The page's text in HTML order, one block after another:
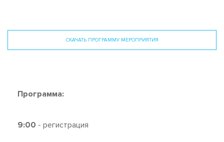
СКАЧАТЬ ПРОГРАММУ МЕРОПРИЯТИЯ
Программа:
9:00 - регистрация